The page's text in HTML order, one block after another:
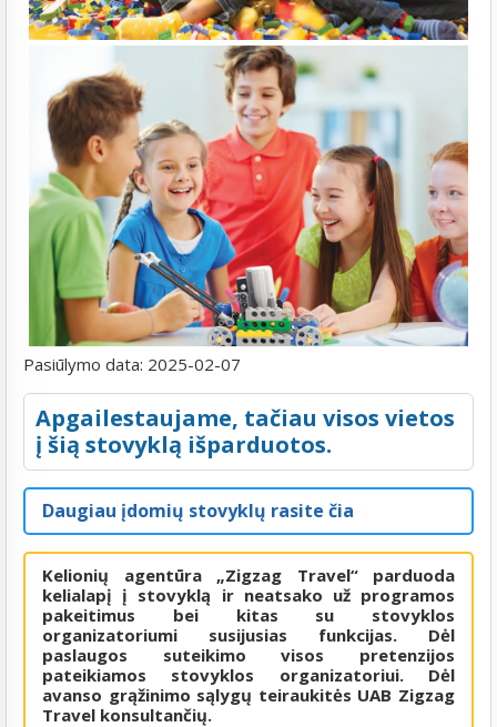
Pasiūlymo data: 2025-02-07
Apgailestaujame, tačiau visos vietos
į šią stovyklą išparduotos.
Daugiau įdomių stovyklų rasite čia
Kelionių agentūra „Zigzag Travel“ parduoda
kelialapį į stovyklą ir neatsako už programos
pakeitimus bei kitas su stovyklos
organizatoriumi susijusias funkcijas. Dėl
paslaugos suteikimo visos pretenzijos
pateikiamos stovyklos organizatoriui. Dėl
avanso grąžinimo sąlygų teiraukitės UAB Zigzag
Travel konsultančių.